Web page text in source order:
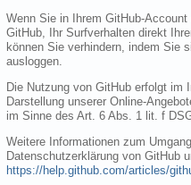
Wenn Sie in Ihrem GitHub-
GitHub, Ihr Surfverhalten direkt
können Sie verhindern, indem Sie
ausloggen.
Die Nutzung von GitHub erfolgt im
Darstellung unserer Online-
im Sinne des Art. 6 Abs. 1 lit. f
Weitere Informationen zum
Datenschutzerklärung von GitHub
https://help.github.com/articles/